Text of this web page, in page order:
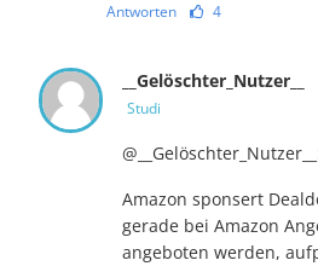
Antworten 4
__Gelöschter_Nutzer__
Studi
Amazon sponsert
gerade bei Amazon
angeboten werden,